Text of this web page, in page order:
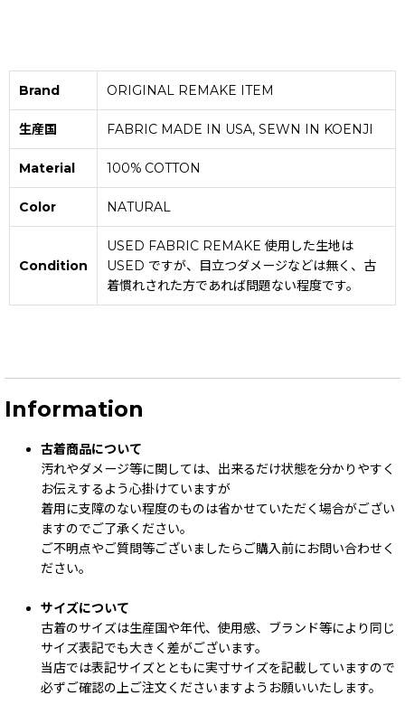
Brand ORIGINAL REMAKE ITEM
生産国 FABRIC MADE IN USA, SEWN IN KOENJI
Material 100% COTTON
Color NATURAL
Condition
USED FABRIC REMAKE 使用した生地は
USED ですが、目立つダメージなどは無く、古
着慣れされた方であれば問題ない程度です。
Information
古着商品について
汚れやダメージ等に関しては、出来るだけ状態を分かりやすく
お伝えするよう心掛けていますが
着用に支障のない程度のものは省かせていただく場合がござい
ますのでご了承ください。
ご不明点やご質問等ございましたらご購入前にお問い合わせく
ださい。
サイズについて
古着のサイズは生産国や年代、使用感、ブランド等により同じ
サイズ表記でも大きく差がございます。
当店では表記サイズとともに実寸サイズを記載していますので
必ずご確認の上ご注文くださいますようお願いいたします。